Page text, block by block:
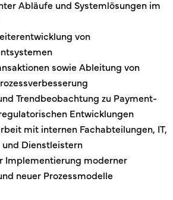
Abläufe und Systemlösungen im
von
sowie Ableitung von
Trendbeobachtung zu Payment-
Entwicklungen
mit internen Fachabteilungen, IT,
Dienstleistern
Implementierung moderner
neuer Prozessmodelle